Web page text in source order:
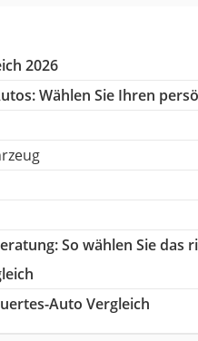
2026
Wählen Sie Ihren
: So wählen Sie das
Auto Vergleich